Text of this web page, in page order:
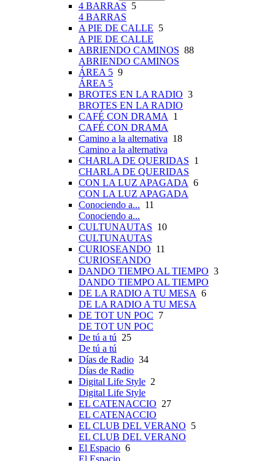
4 BARRAS 5
4 BARRAS
A PIE DE CALLE 5
A PIE DE CALLE
ABRIENDO CAMINOS 88
ABRIENDO CAMINOS
ÁREA 5 9
ÁREA 5
BROTES EN LA RADIO 3
BROTES EN LA RADIO
CAFÉ CON DRAMA
1
CAFÉ CON DRAMA
Camino a la alternativa 18
Camino a la alternativa
CHARLA DE QUERIDAS 1
CHARLA DE QUERIDAS
CON LA LUZ APAGADA 6
CON LA LUZ APAGADA
Conociendo a... 11
Conociendo a...
CULTUNAUTAS 10
CULTUNAUTAS
CURIOSEANDO 11
CURIOSEANDO
DANDO TIEMPO AL TIEMPO 3
DANDO TIEMPO AL TIEMPO
DE LA RADIO A TU MESA 6
DE LA RADIO A TU MESA
DE TOT UN POC 7
DE TOT UN POC
De tú a tú 25
De tú a tú
Días de Radio 34
Días de Radio
Digital Life Style 2
Digital Life Style
EL CATENACCIO 27
EL CATENACCIO
EL CLUB DEL VERANO 5
EL CLUB DEL VERANO
El Espacio 6